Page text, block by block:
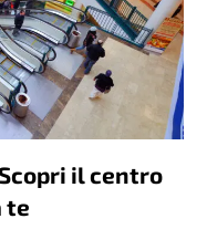
il centro
te